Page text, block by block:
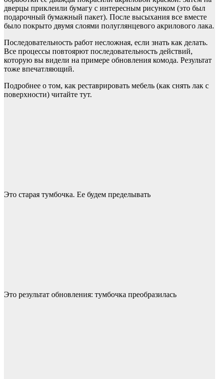
дверцы приклеили бумагу с интересным рисунком (это был
подарочный бумажный пакет). После высыхания все вместе
было покрыто двумя слоями полуглянцевого акрилового лака.
Последовательность работ несложная, если знать как делать.
Все процессы повтоярют последовательность действий,
которую вы видели на примере обновления комода. Результат
тоже впечатляющий.
Подробнее о том, как реставрировать мебель (как снять лак с
поверхности) читайте тут.
Это старая тумбочка. Ее будем пределывать
Это результат обновления: тумбочка преобразилась